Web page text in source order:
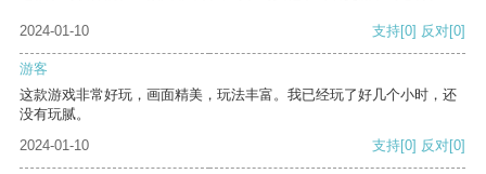
2024-01-10 支持[0] 反对[0]
游客
这款游戏非常好玩，画面精美，玩法丰富。我已经玩了好几个小时，还
没有玩腻。
2024-01-10
支持[0] 反对[0]